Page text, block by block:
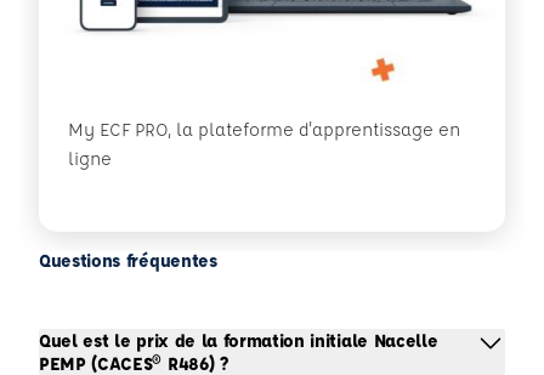
My ECF PRO, la plateforme d'apprentissage en
ligne
Questions fréquentes
Quel est le prix de la formation initiale Nacelle
PEMP (CACES® R486) ?